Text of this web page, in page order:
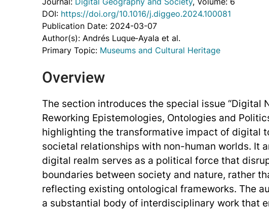
DOI: https://doi.org/10.1016/j.diggeo.2024.100081
Publication Date: 2024-03-07
Author(s): Andrés Luque‐Ayala et al.
Primary Topic: Museums and Cultural Heritage
Overview
The section introduces the special issue “Digital
Reworking Epistemologies, Ontologies and
highlighting the transformative impact of digital
societal relationships with non-human worlds. It
digital realm serves as a political force that
boundaries between society and nature, rather
reflecting existing ontological frameworks. The
a substantial body of interdisciplinary work that